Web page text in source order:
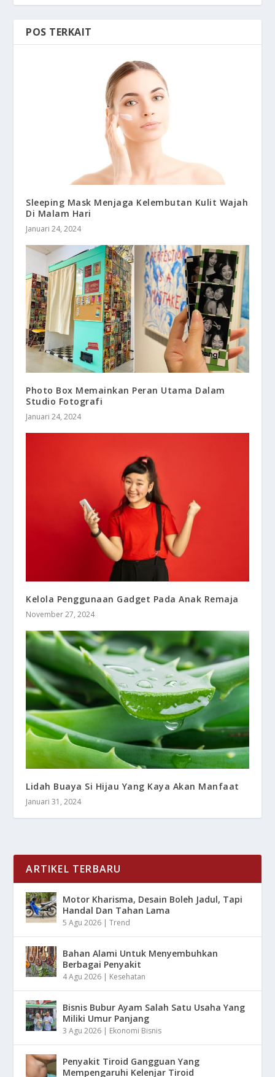
POS TERKAIT
Sleeping Mask Menjaga Kelembutan Kulit Wajah
Di Malam Hari
Januari 24, 2024
Photo Box Memainkan Peran Utama Dalam
Studio Fotografi
Januari 24, 2024
Kelola Penggunaan Gadget Pada Anak Remaja
November 27, 2024
Lidah Buaya Si Hijau Yang Kaya Akan Manfaat
Januari 31, 2024
ARTIKEL TERBARU
Motor Kharisma, Desain Boleh Jadul, Tapi
Handal Dan Tahan Lama
5 Agu 2026 |Trend
Bahan Alami Untuk Menyembuhkan
Berbagai Penyakit
4 Agu 2026 | Kesehatan
Bisnis Bubur Ayam Salah Satu Usaha Yang
Miliki Umur Panjang
3 Agu 2026 | Ekonomi Bisnis
Penyakit Tiroid Gangguan Yang
Mempengaruhi Kelenjar Tiroid